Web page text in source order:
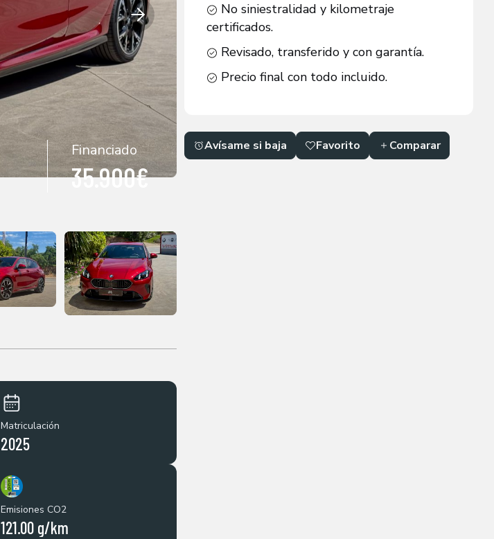
Financiado
35.900€
Matriculación
2025
Emisiones CO2
121.00 g/km
No siniestralidad y kilometraje
certificados.
Revisado, transferido y con garantía.
Precio final con todo incluido.
Avísame si baja Favorito Comparar